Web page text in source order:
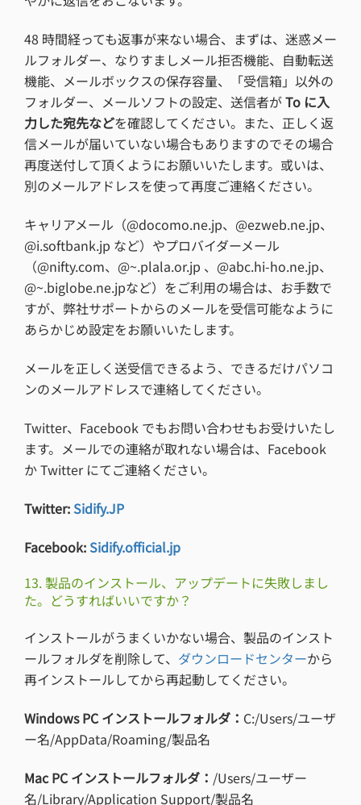
48 時間経っても返事が来ない場合、まずは、迷惑メー
ルフォルダー、なりすましメール拒否機能、自動転送
機能、メールボックスの保存容量、「受信箱」以外の
フォルダー、メールソフトの設定、送信者がTo に入
力した宛先などを確認してください。また、正しく返
信メールが届いていない場合もありますのでその場合
再度送付して頂くようにお願いいたします。或いは、
別のメールアドレスを使って再度ご連絡ください。
キャリアメール（@docomo.ne.jp、@ezweb.ne.jp、
@i.softbank.jp など）やプロバイダーメール
（@nifty.com、@~.plala.or.jp 、@abc.hi-ho.ne.jp、
@~.biglobe.ne.jpなど）をご利用の場合は、お手数で
すが、弊社サポートからのメールを受信可能なように
あらかじめ設定をお願いいたします。
メールを正しく送受信できるよう、できるだけパソコ
ンのメールアドレスで連絡してください。
Twitter、Facebook でもお問い合わせもお受けいたし
ます。メールでの連絡が取れない場合は、Facebook
か Twitter にてご連絡ください。
Twitter: Sidify.JP
Facebook: Sidify.official.jp
13. 製品のインストール、アップデートに失敗しまし
た。どうすればいいですか？
インストールがうまくいかない場合、製品のインスト
ールフォルダを削除して、 ダウンロードセンターから
再インストールしてから再起動してください。
Windows PC インストールフォルダ： C:/Users/ユーザ
ー名/AppData/Roaming/製品名
Mac PC インストールフォルダ： /Users/ユーザー
名/Library/Application Support/製品名